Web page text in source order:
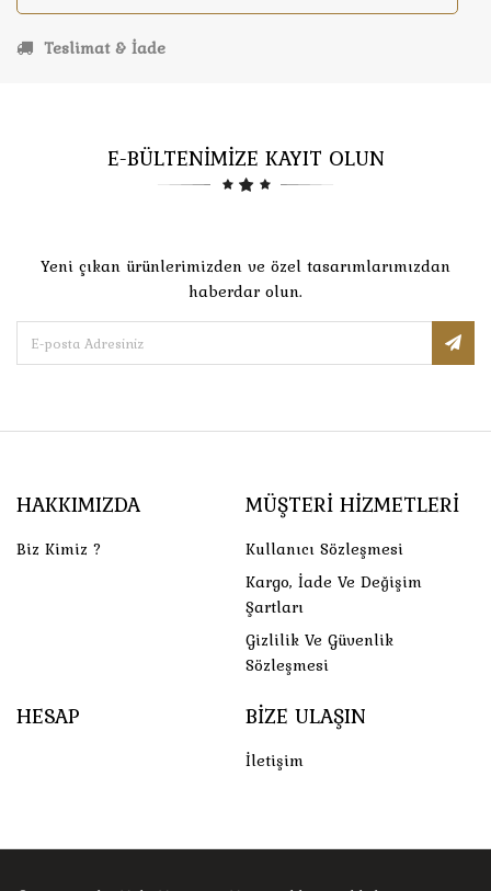
Teslimat & İade
E-BÜLTENİMİZE KAYIT OLUN
Yeni çıkan ürünlerimizden ve özel tasarımlarımızdan
haberdar olun.
HAKKIMIZDA
Biz Kimiz ?
MÜŞTERI HIZMETLERI
Kullanıcı Sözleşmesi
Kargo, İade Ve Değişim
Şartları
Gizlilik Ve Güvenlik
Sözleşmesi
HESAP BIZE ULAŞIN
İletişim